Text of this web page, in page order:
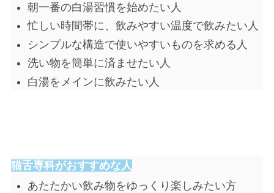
朝一番の白湯習慣を始めたい人
忙しい時間帯に、飲みやすい温度で飲みたい人
シンプルな構造で使いやすいものを求める人
洗い物を簡単に済ませたい人
白湯をメインに飲みたい人
猫舌専科がおすすめな人
あたたかい飲み物をゆっくり楽しみたい方